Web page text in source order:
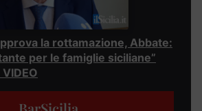
la rottamazione, Abbate:
per le famiglie siciliane”
VIDEO